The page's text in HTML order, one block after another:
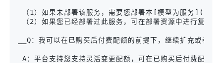
（1）如果未部署该服务，需要您部署本[模型为服务
（2）如果您已经部署过此服务，可在部署资源中进行复购。
__Q：我可以在已购买后付费配额的前提下，继续扩充或者缩
A：平台支持您支持灵活变更配额，可在已购买后付费配额